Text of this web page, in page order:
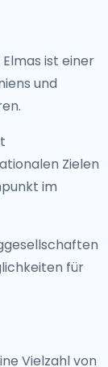
ist einer
und
Zielen
im
für
Vielzahl von